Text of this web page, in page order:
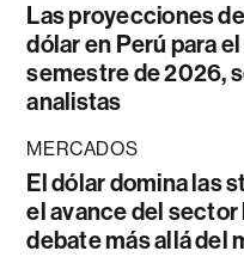
Las proyecciones
dólar en Perú para
semestre de 2026,
analistas
MERCADOS
El dólar domina las
el avance del sector
debate más allá del